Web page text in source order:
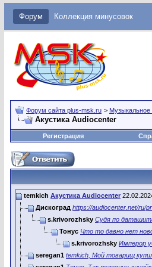
Форум Коллекция минусовок
Форум сайта plus-msk.ru > Музыкальное
Акустика Audiocenter
Регистрация
temkich Акустика Audiocenter
Дискоград https://audiocenter.net/ru/
s.krivorozhsky Судя по
Тонус Что то давно нет
s.krivorozhsky Имперор
seregan1 temkich, Мой товарищ